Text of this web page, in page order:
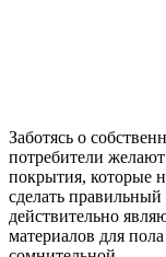
Заботясь о
потребители
покрытия, которые
сделать
действительно
материалов для пола